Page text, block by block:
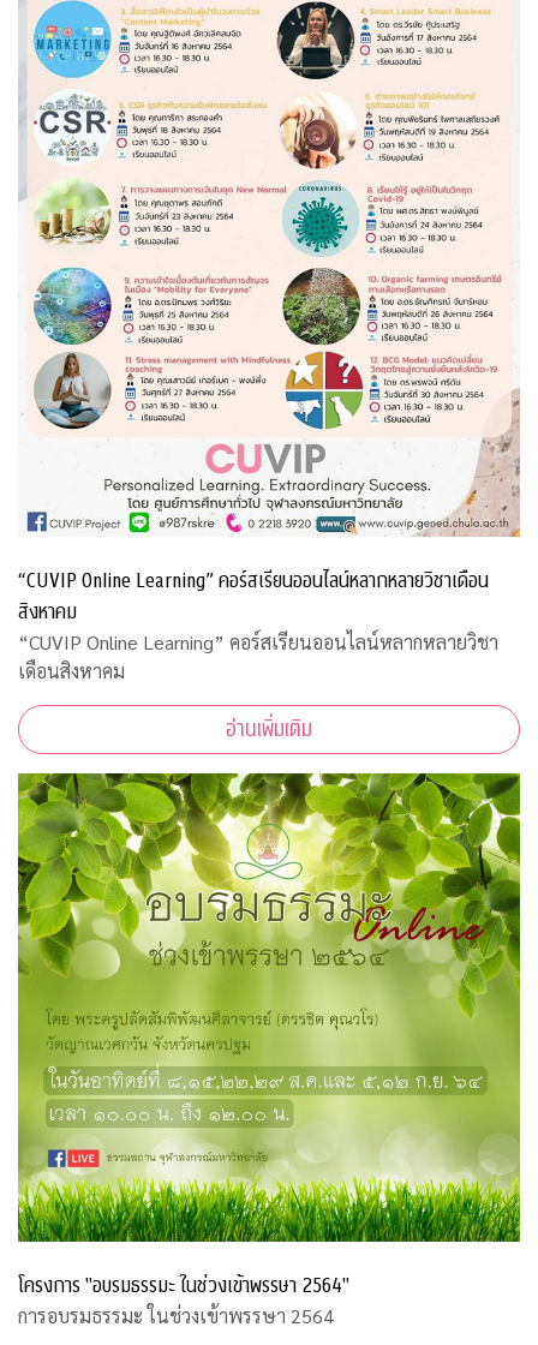
“CUVIP Online Learning” คอร์สเรียนออนไลน์หลากหลายวิชาเดือน
สิงหาคม
“CUVIP Online Learning” คอร์สเรียนออนไลน์หลากหลายวิชา
เดือนสิงหาคม
อ่านเพิ่มเติม
โครงการ "อบรมธรรมะ ในช่วงเข้าพรรษา 2564"
การอบรมธรรมะ ในช่วงเข้าพรรษา 2564